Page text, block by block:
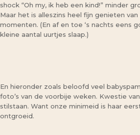
shock “Oh my, ik heb een kind!” minder
Maar het is alleszins heel fijn genieten
momenten. (En af en toe ‘s nachts eens
kleine aantal uurtjes slaap.)
En hieronder zoals beloofd veel
foto’s van de voorbije weken. Kwestie
stilstaan. Want onze minimeid is haar
ontgroeid.